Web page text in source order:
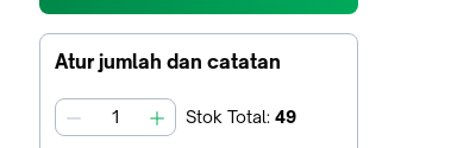
Atur jumlah dan catatan
jumlah Stok Total: 49